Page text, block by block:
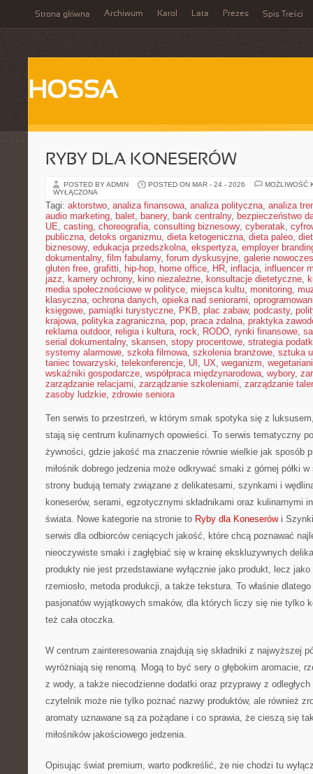
Strona główna Archiwum Karol Lata Prezes Spis Treści
HOSSA
RYBY DLA KONESERÓW
POSTED BY ADMIN POSTED ON MAR - 24 - 2026
MOŻLIWOŚĆ
WYŁĄCZONA
Tagi: aktorstwo, analiza finansowa, analiza polityczna, analiza
audio marketing, balet, banery, bank centralny, bezpieczeństwo
UE, casting, choreografia, consulting biznesowy, cyberatak,
publiczna, detoks organizmu, dieta ketogeniczna, dieta paleo,
biznesowy, edukacja przedszkolna, ekspertyza, employer
dokumentalny, film fabularny, forum dyskusyjne, galerie
gluten free, grafitti, hip-hop, home office, HR, inflacja, influencer
jazz, kamery ochrony, kino niezależne, konsultacje dietetyczne,
media społecznościowe w polityce, miejsca kultu, monitoring,
klasyczna, ochrona danych, opieka nad seniorami,
księgowe, pamiątki turystyczne, PKB, plac zabaw, podcasty,
krajowa, polityka zagraniczna, pop, praca zdalna, praktyka
reklama outdoor, religia i kultura, rock, RODO, rynki finansowe,
serial dokumentalny, skansen, stopy procentowe, strategia
systemy alarmowe, szkoła filmowa, szkolenia branżowe, sztuka
taniec towarzyski, telekonferencje, UI , UX, weganizm,
wskaźniki gospodarcze, współpraca międzynarodowa, wybory,
zarządzanie relacjami, zarządzanie szkoleniami, zarządzanie
zasoby ludzkie, zdrowie seniora
Ten serwis to przestrzeń, w którym smak spotyka się z
stają się centrum kulinarnych opowieści. To serwis tematyczny
żywności, gdzie jakość ma znaczenie równie wielkie jak sposób
miłośnik dobrego jedzenia może odkrywać smaki z górnej półki
strony budują tematy związane z delikatesami, szynkami i
koneserów, serami, egzotycznymi składnikami oraz kulinarnymi
świata. Nowe kategorie na stronie to Ryby dla Koneserówi Szynki
serwis dla odbiorców ceniących jakość, które chcą poznawać
nieoczywiste smaki i zagłębiać się w krainę ekskluzywnych
produkty nie jest przedstawiane wyłącznie jako produkt, lecz
rzemiosło, metoda produkcji, a także tekstura. To właśnie
pasjonatów wyjątkowych smaków, dla których liczy się nie tylko
też cała otoczka.
W centrum zainteresowania znajdują się składniki z najwyższej
wyróżniają się renomą. Mogą to być sery o głębokim aromacie,
z wody, a także niecodzienne dodatki oraz przyprawy z
czytelnik może nie tylko poznać nazwy produktów, ale również
aromaty uznawane są za pożądane i co sprawia, że cieszą się
miłośników jakościowego jedzenia.
Opisując świat premium, warto podkreślić, że nie chodzi tu